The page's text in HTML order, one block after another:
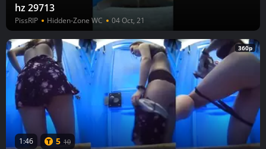
hz 29713
PissRIP Hidden-Zone WC 04 Oct, 21
360p
1:46 5 10